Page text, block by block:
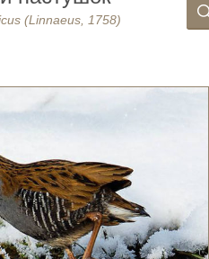
(Linnaeus, 1758)